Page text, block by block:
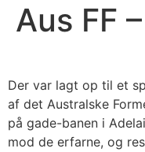
Aus FF
Der var lagt op til et
af det Australske
på gade-banen i
mod de erfarne, og